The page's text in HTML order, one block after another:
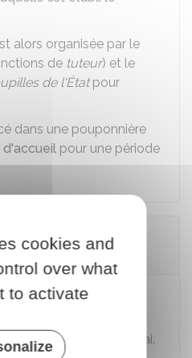
alors organisée par le
de tuteur) et le
de l'Étatpour
dans une pouponnière
pour une période
sous X
sa décision ?
de 2 moispour revenir
pendant ce délai.
cookies and
over what
to activate